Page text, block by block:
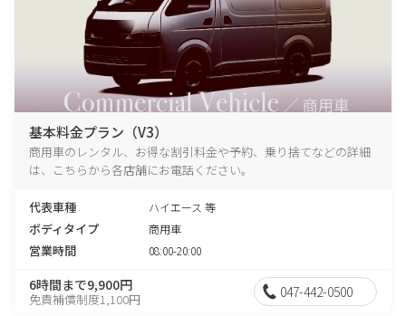
基本料金プラン（V3）
商用車のレンタル、お得な割引料金や予約、乗り捨てなどの詳細
は、こちらから各店舗にお電話ください。
代表車種 ハイエース 等
ボディタイプ 商用車
営業時間 08:00-20:00
6時間まで9,900円
免責補償制度1,100円 047-442-0500